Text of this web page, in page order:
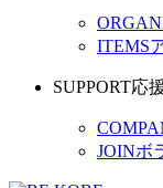
ITEMS
SUPPORT応
JOINボ